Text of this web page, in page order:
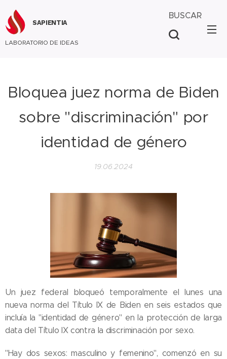
SAPIENTIA
LABORATORIO DE IDEAS
BUSCAR
Bloquea juez norma de Biden
sobre "discriminación" por
identidad de género
19.06.2024
Un juez federal bloqueó temporalmente el lunes una
nueva norma del Título IX de Biden en seis estados que
incluía la "identidad de género" en la protección de larga
data del Título IX contra la discriminación por sexo.
"Hay dos sexos: masculino y femenino", comenzó en su